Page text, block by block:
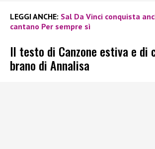
LEGGI ANCHE: Sal Da Vinci conquista
cantano Per sempre sì
Il testo di Canzone estiva e di
brano di Annalisa